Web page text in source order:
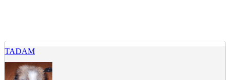
TADAM